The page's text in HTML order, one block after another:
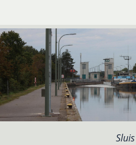
naar
de
inhoud
gaan